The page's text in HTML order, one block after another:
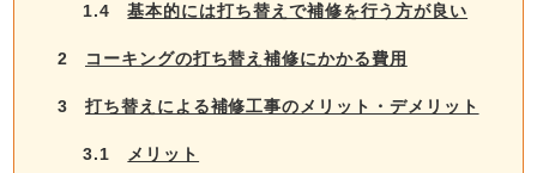
1.4 基本的には打ち替えで補修を行う方が良い
2 コーキングの打ち替え補修にかかる費用
3 打ち替えによる補修工事のメリット・デメリット
3.1 メリット